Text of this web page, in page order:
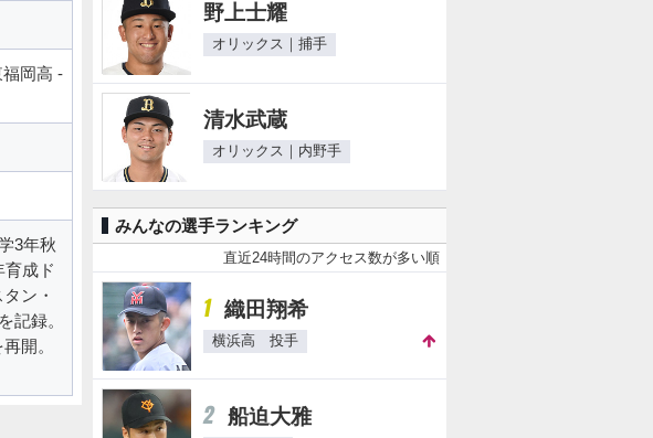
岡高 -
3年秋
成ド
ン・
記録。
開。
野上士耀
オリックス｜捕手
清水武蔵
オリックス｜内野手
みんなの選手ランキング
直近24時間のアクセス数が多い順
1 織田翔希
横浜高 投手
2 船迫大雅